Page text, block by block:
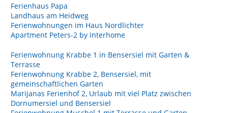
Ferienhaus Papa
Landhaus am Heidweg
Ferienwohnungen im Haus Nordlichter
Apartment Peters-2 by Interhome
Ferienwohnung Krabbe 1 in Bensersiel mit Garten &
Terrasse
Ferienwohnung Krabbe 2, Bensersiel, mit
gemeinschaftlichen Garten
Marijanas Ferienhof 2, Urlaub mit viel Platz zwischen
Dornumersiel und Bensersiel